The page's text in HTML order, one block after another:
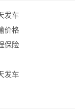
发车
价格
保险
发车